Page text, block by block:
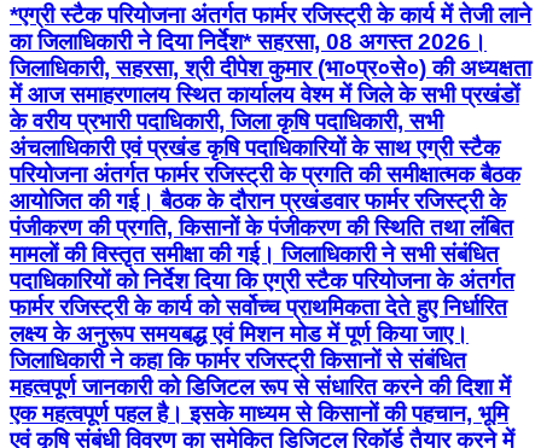
*एग्री स्टैक परियोजना अंतर्गत फार्मर रजिस्ट्री के कार्य में तेजी लाने
का जिलाधिकारी ने दिया निर्देश* सहरसा, 08 अगस्त 2026।
जिलाधिकारी, सहरसा, श्री दीपेश कुमार (भा०प्र०से०) की अध्यक्षता
में आज समाहरणालय स्थित कार्यालय वेश्म में जिले के सभी प्रखंडों
के वरीय प्रभारी पदाधिकारी, जिला कृषि पदाधिकारी, सभी
अंचलाधिकारी एवं प्रखंड कृषि पदाधिकारियों के साथ एग्री स्टैक
परियोजना अंतर्गत फार्मर रजिस्ट्री के प्रगति की समीक्षात्मक बैठक
आयोजित की गई। बैठक के दौरान प्रखंडवार फार्मर रजिस्ट्री के
पंजीकरण की प्रगति, किसानों के पंजीकरण की स्थिति तथा लंबित
मामलों की विस्तृत समीक्षा की गई। जिलाधिकारी ने सभी संबंधित
पदाधिकारियों को निर्देश दिया कि एग्री स्टैक परियोजना के अंतर्गत
फार्मर रजिस्ट्री के कार्य को सर्वोच्च प्राथमिकता देते हुए निर्धारित
लक्ष्य के अनुरूप समयबद्ध एवं मिशन मोड में पूर्ण किया जाए।
जिलाधिकारी ने कहा कि फार्मर रजिस्ट्री किसानों से संबंधित
महत्वपूर्ण जानकारी को डिजिटल रूप से संधारित करने की दिशा में
एक महत्वपूर्ण पहल है। इसके माध्यम से किसानों की पहचान, भूमि
एवं कृषि संबंधी विवरण का समेकित डिजिटल रिकॉर्ड तैयार करने में